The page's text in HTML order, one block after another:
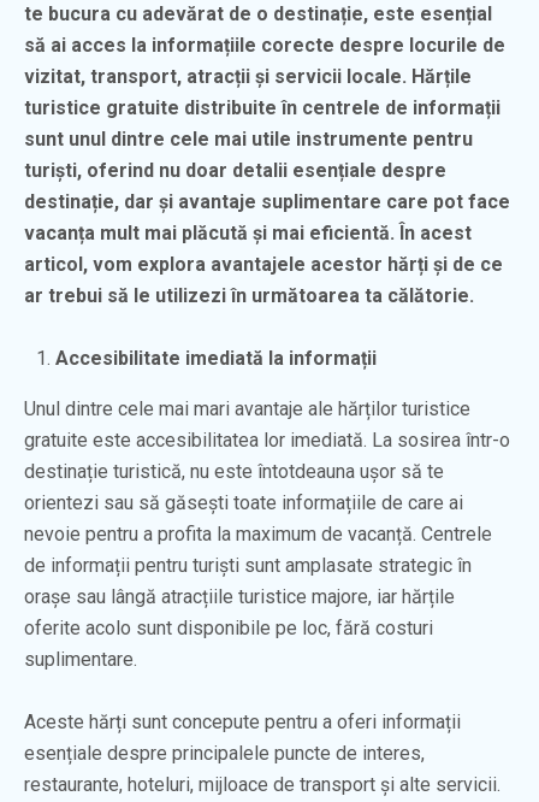
te bucura cu adevărat de o destinație, este esențial
să ai acces la informațiile corecte despre locurile de
vizitat, transport, atracții și servicii locale. Hărțile
turistice gratuite distribuite în centrele de informații
sunt unul dintre cele mai utile instrumente pentru
turiști, oferind nu doar detalii esențiale despre
destinație, dar și avantaje suplimentare care pot face
vacanța mult mai plăcută și mai eficientă. În acest
articol, vom explora avantajele acestor hărți și de ce
ar trebui să le utilizezi în următoarea ta călătorie.
Accesibilitate imediată la informații
Unul dintre cele mai mari avantaje ale hărților turistice
gratuite este accesibilitatea lor imediată. La sosirea într-o
destinație turistică, nu este întotdeauna ușor să te
orientezi sau să găsești toate informațiile de care ai
nevoie pentru a profita la maximum de vacanță. Centrele
de informații pentru turiști sunt amplasate strategic în
orașe sau lângă atracțiile turistice majore, iar hărțile
oferite acolo sunt disponibile pe loc, fără costuri
suplimentare.
Aceste hărți sunt concepute pentru a oferi informații
esențiale despre principalele puncte de interes,
restaurante, hoteluri, mijloace de transport și alte servicii.